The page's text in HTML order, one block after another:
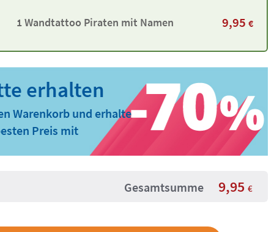
1 Wandtattoo Piraten mit Namen 9,95 €
Warenkorb und erhalte
Preis mit
Gesamtsumme 9,95 €